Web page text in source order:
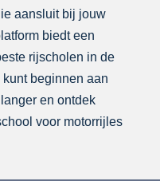
aansluit bij jouw
biedt een
rijscholen in de
beginnen aan
en ontdek
voor motorrijles